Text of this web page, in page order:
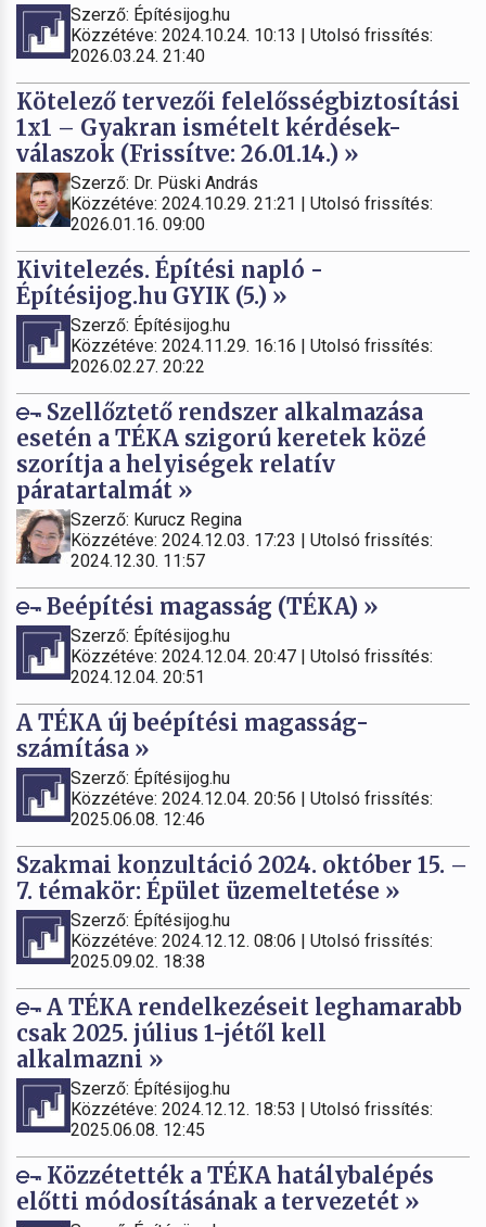
Szerző: Építésijog.hu
Közzétéve: 2024.10.24. 10:13 | Utolsó frissítés:
2026.03.24. 21:40
Kötelező tervezői felelősségbiztosítási
1x1 – Gyakran ismételt kérdések-
válaszok (Frissítve: 26.01.14.) »
Szerző: Dr. Püski András
Közzétéve: 2024.10.29. 21:21 | Utolsó frissítés:
2026.01.16. 09:00
Kivitelezés. Építési napló -
Építésijog.hu GYIK (5.) »
Szerző: Építésijog.hu
Közzétéve: 2024.11.29. 16:16 | Utolsó frissítés:
2026.02.27. 20:22
Szellőztető rendszer alkalmazása
esetén a TÉKA szigorú keretek közé
szorítja a helyiségek relatív
páratartalmát »
Szerző: Kurucz Regina
Közzétéve: 2024.12.03. 17:23 | Utolsó frissítés:
2024.12.30. 11:57
Beépítési magasság (TÉKA) »
Szerző: Építésijog.hu
Közzétéve: 2024.12.04. 20:47 | Utolsó frissítés:
2024.12.04. 20:51
A TÉKA új beépítési magasság-
számítása »
Szerző: Építésijog.hu
Közzétéve: 2024.12.04. 20:56 | Utolsó frissítés:
2025.06.08. 12:46
Szakmai konzultáció 2024. október 15. –
7. témakör: Épület üzemeltetése »
Szerző: Építésijog.hu
Közzétéve: 2024.12.12. 08:06 | Utolsó frissítés:
2025.09.02. 18:38
A TÉKA rendelkezéseit leghamarabb
csak 2025. július 1-jétől kell
alkalmazni »
Szerző: Építésijog.hu
Közzétéve: 2024.12.12. 18:53 | Utolsó frissítés:
2025.06.08. 12:45
Közzétették a TÉKA hatálybalépés
előtti módosításának a tervezetét »